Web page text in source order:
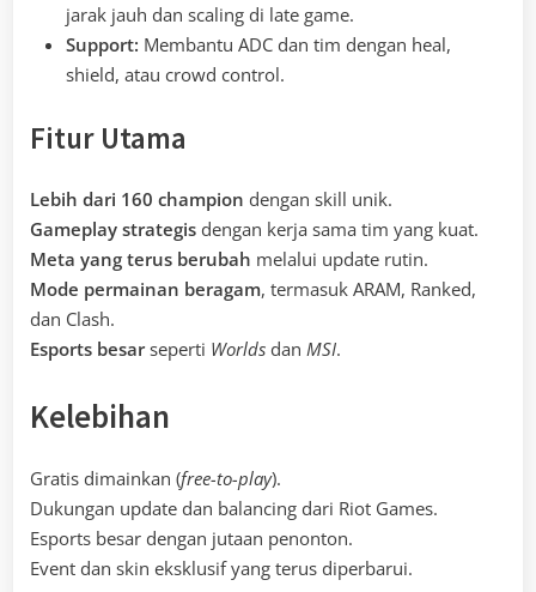
jarak jauh dan scaling di late game.
Support: Membantu ADC dan tim dengan heal,
shield, atau crowd control.
Fitur Utama
Lebih dari 160 champion dengan skill unik.
Gameplay strategis dengan kerja sama tim yang kuat.
Meta yang terus berubah melalui update rutin.
Mode permainan beragam, termasuk ARAM, Ranked,
dan Clash.
Esports besarseperti Worlds dan MSI.
Kelebihan
Gratis dimainkan (free-to-play).
Dukungan update dan balancing dari Riot Games.
Esports besar dengan jutaan penonton.
Event dan skin eksklusif yang terus diperbarui.